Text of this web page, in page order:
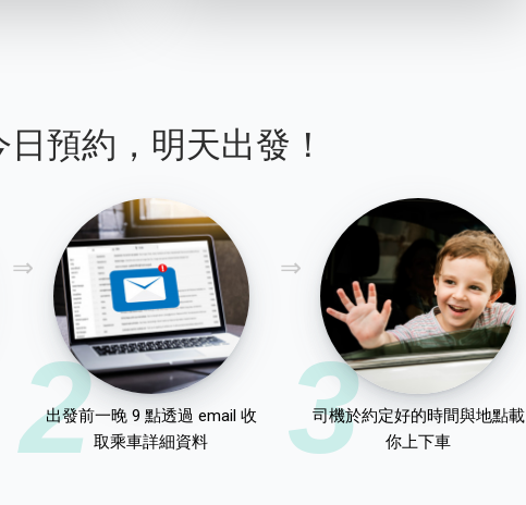
日預約，明天出發！
2
出發前一晚 9 點透過 email 收
取乘車詳細資料
3
司機於約定好的時間與地點載
你上下車